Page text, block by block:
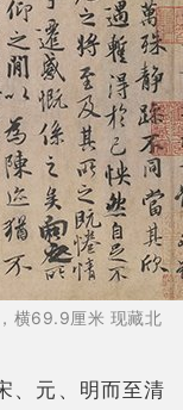
横69.9厘米 现藏北
元、明而至清